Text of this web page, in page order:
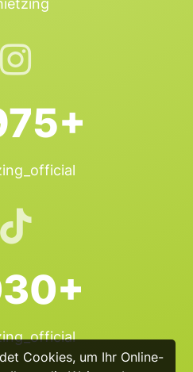
Cookies, um Ihr Online-